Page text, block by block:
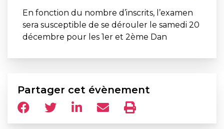
En fonction du nombre d’inscrits, l’examen
sera susceptible de se dérouler le samedi 20
décembre pour les 1er et 2ème Dan
Partager cet évènement